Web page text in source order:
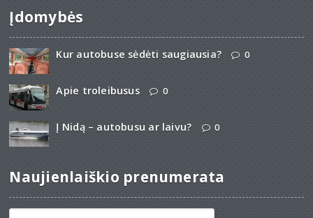
Įdomybės
Kur autobuse sėdėti saugiausia? 0
Apie troleibusus 0
Į Nidą – autobusu ar laivu? 0
Naujienlaiškio prenumerata